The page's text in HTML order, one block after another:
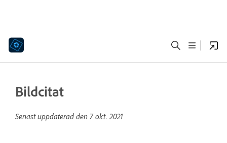
Bildcitat
Senast uppdaterad den 7 okt. 2021